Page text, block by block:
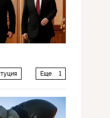
Еще 1